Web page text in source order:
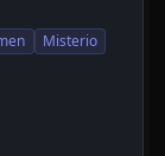
Misterio